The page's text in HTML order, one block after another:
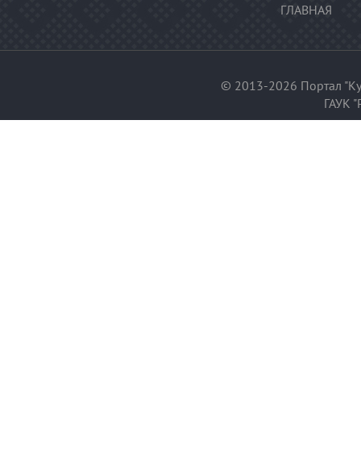
ГЛАВНАЯ
© 2013-2026 Портал
ГАУК